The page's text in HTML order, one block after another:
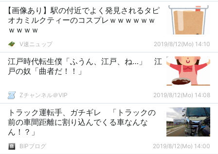
【画像あり】駅の付近でよく発見されるタピ
オカミルクティーのコスプレｗｗｗｗｗｗ
ｗｗｗｗ
V速ニュップ 2019/8/12(Mo) 14:10
江戸時代転生僕「ふうん、江戸、ね…」 江
戸の奴「曲者だ！！」
Zチャンネル＠VIP 2019/8/12(Mo) 14:08
トラック運転手、ガチギレ 「トラックの
前の車間距離に割り込んでくる車なんな
ん！？」
BIPブログ 2019/8/12(Mo) 14:00